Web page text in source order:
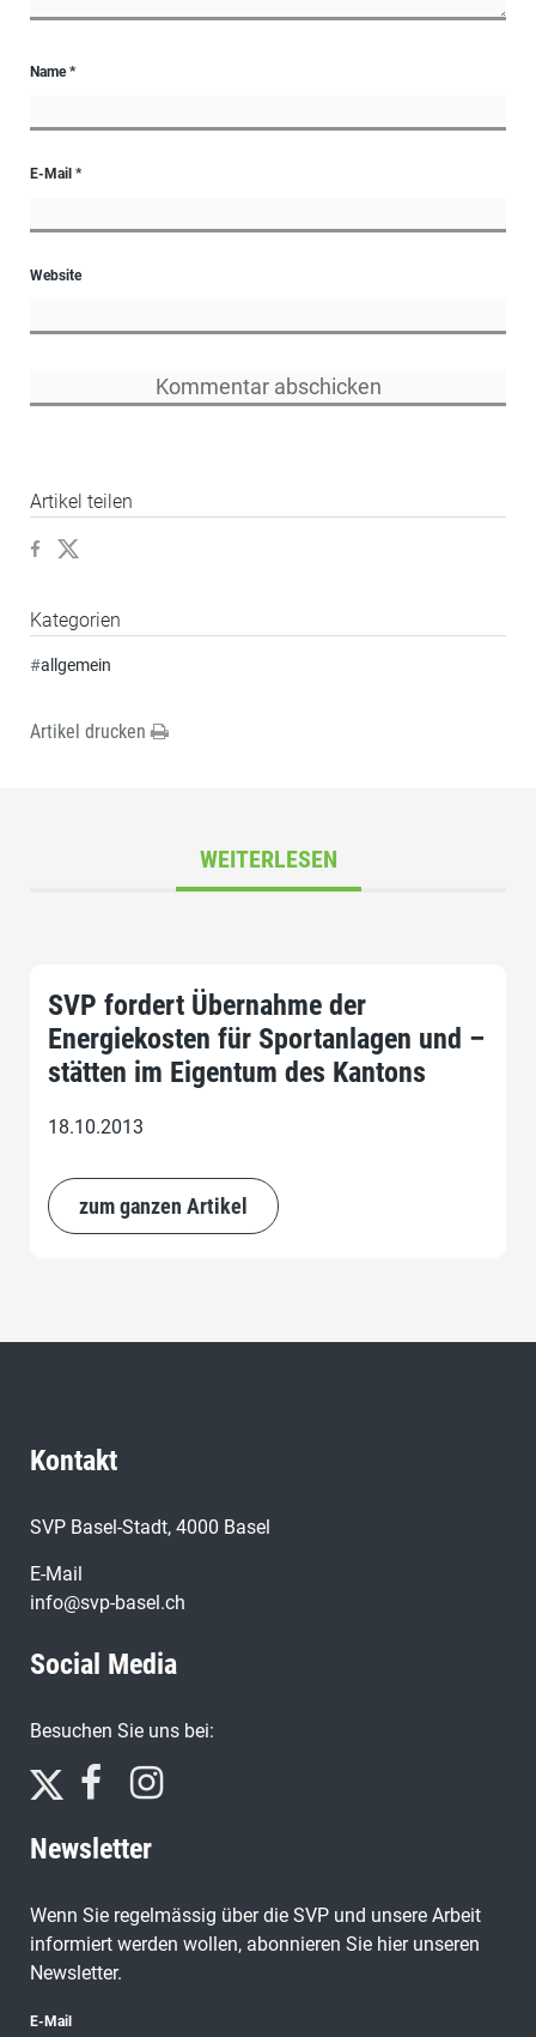
Name*
E-Mail *
Website
Artikel teilen
Kategorien
#allgemein
Artikel drucken
WEITERLESEN
SVP fordert Übernahme der
Energiekosten für Sportanlagen und –
stätten im Eigentum des Kantons
18.10.2013
zum ganzen Artikel
Kontakt
SVP Basel-Stadt, 4000 Basel
E-Mail
info@svp-basel.ch
Social Media
Besuchen Sie uns bei:
Newsletter
Wenn Sie regelmässig über die SVP und unsere Arbeit
informiert werden wollen, abonnieren Sie hier unseren
Newsletter.
E-Mail